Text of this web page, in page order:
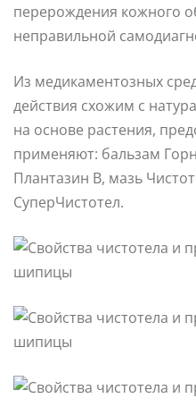
перерождения кожного
неправильной
Из медикаментозных
действия схожим с
на основе растения,
применяют: бальзам
Плантазин В, мазь
СуперЧистотел.